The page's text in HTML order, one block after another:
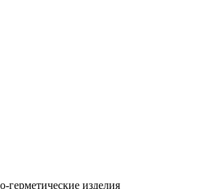
герметические изделия